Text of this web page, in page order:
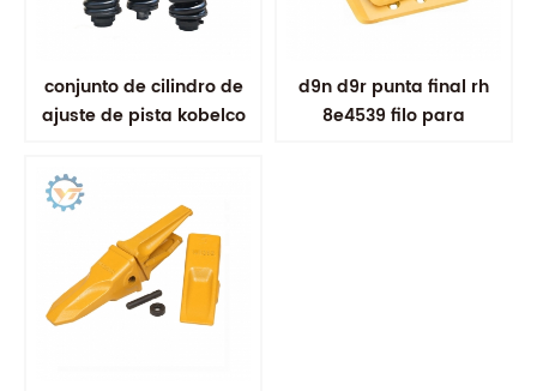
conjunto de cilindro de
ajuste de pista kobelco
d9n d9r punta final rh
8e4539 filo para